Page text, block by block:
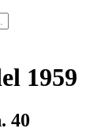
1959
40